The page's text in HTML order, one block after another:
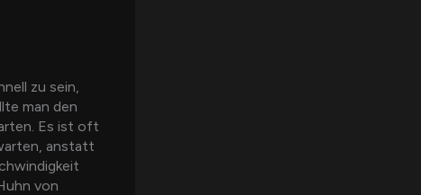
zu sein,
man den
Es ist oft
anstatt
von